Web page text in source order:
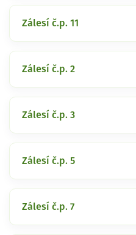
Zálesí č.p. 11
Zálesí č.p. 2
Zálesí č.p. 3
Zálesí č.p. 5
Zálesí č.p. 7